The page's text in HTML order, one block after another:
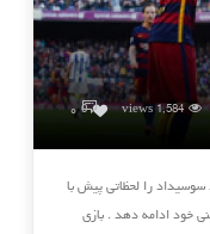
1,584 views
0 ۰
سوسیداد را لحظاتی پیش با
خود ادامه دهد . بازی